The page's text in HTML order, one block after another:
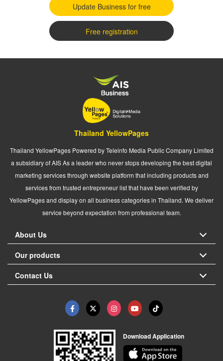
Update Business for free
Free registration
Thailand YellowPages
Thailand YellowPages Powered by Teleinfo Media Public Company Limited
a subsidiary of AIS As a leader who never stops developing the best digital
marketing services through website platform that including products and
services from trusted entrepreneur list that have been verified by
YellowPages and display on all business categories in Thailand. We deliver
service beyond expectation from professional team.
About Us
Our products
Contact Us
Download Application